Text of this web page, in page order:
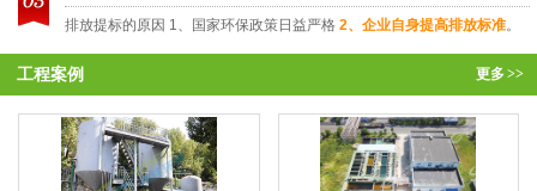
排放提标的原因 1、国家环保政策日益严格 2、企业自身提高排放标准。
更多>>
工程案例